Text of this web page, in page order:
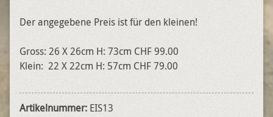
Der angegebene Preis ist für den kleinen!
Gross: 26 X 26cm H: 73cm CHF 99.00
Klein: 22 X 22cm H: 57cm CHF 79.00
Artikelnummer: EIS13